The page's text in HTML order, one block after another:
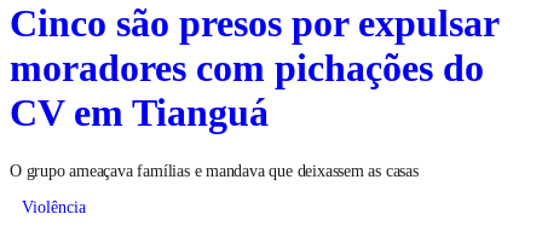
Cinco são presos por expulsar
moradores com pichações do
CV em Tianguá
O grupo ameaçava famílias e mandava que deixassem as casas
Violência